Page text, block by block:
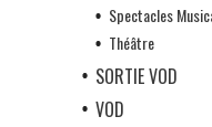
Spectacles
Théâtre
SORTIE VOD
VOD